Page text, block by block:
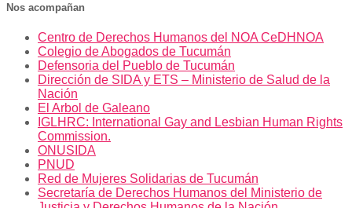
Nos acompañan
Centro de Derechos Humanos del NOA CeDHNOA
Colegio de Abogados de Tucumán
Defensoria del Pueblo de Tucumán
Dirección de SIDA y ETS – Ministerio de Salud de la
Nación
El Arbol de Galeano
IGLHRC: International Gay and Lesbian Human Rights
Commission.
ONUSIDA
PNUD
Red de Mujeres Solidarias de Tucumán
Secretaría de Derechos Humanos del Ministerio de